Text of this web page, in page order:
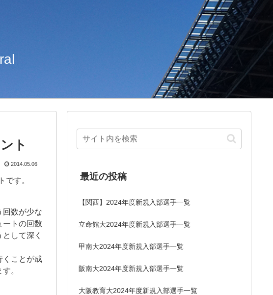
ト
2014.05.06
す。
数が少な
ートの回数
して深く
くことが成
。
最近の投稿
【関西】2024年度新規入部選手一覧
立命館大2024年度新規入部選手一覧
甲南大2024年度新規入部選手一覧
阪南大2024年度新規入部選手一覧
大阪教育大2024年度新規入部選手一覧